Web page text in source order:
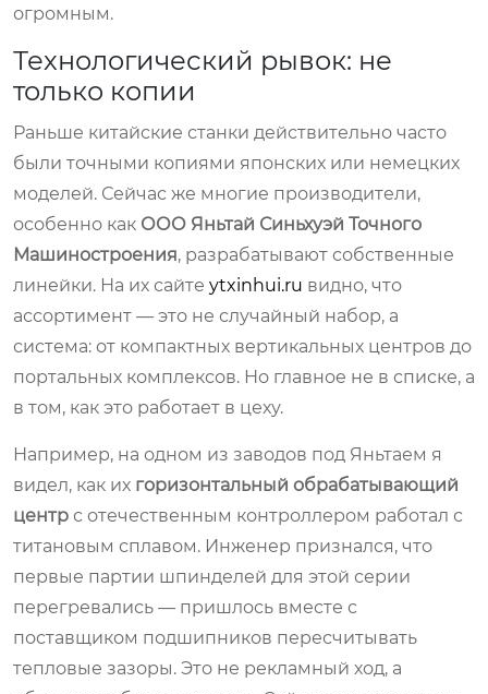
огромным.
Технологический рывок: не
только копии
Раньше китайские станки действительно часто
были точными копиями японских или немецких
моделей. Сейчас же многие производители,
особенно как ООО Яньтай Синьхуэй Точного
Машиностроения, разрабатывают собственные
линейки. На их сайте ytxinhui.ru видно, что
ассортимент — это не случайный набор, а
система: от компактных вертикальных центров до
портальных комплексов. Но главное не в списке, а
в том, как это работает в цеху.
Например, на одном из заводов под Яньтаем я
видел, как их горизонтальный обрабатывающий
центр с отечественным контроллером работал с
титановым сплавом. Инженер признался, что
первые партии шпинделей для этой серии
перегревались — пришлось вместе с
поставщиком подшипников пересчитывать
тепловые зазоры. Это не рекламный ход, а